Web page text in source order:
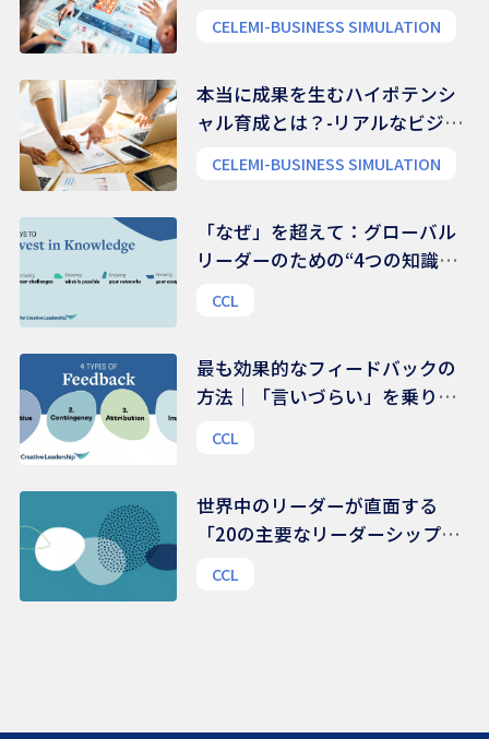
CELEMI-BUSINESS SIMULATION
本当に成果を生むハイポテンシ
ャル育成とは？-リアルなビジネ
CELEMI-BUSINESS SIMULATION
「なぜ」を超えて：グローバル
リーダーのための“4つの知識領
CCL
最も効果的なフィードバックの
方法｜「言いづらい」を乗り越
CCL
世界中のリーダーが直面する
「20の主要なリーダーシップ課
CCL